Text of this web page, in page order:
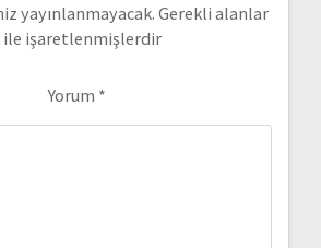
yayınlanmayacak. Gerekli alanlar
ile işaretlenmişlerdir
Yorum *